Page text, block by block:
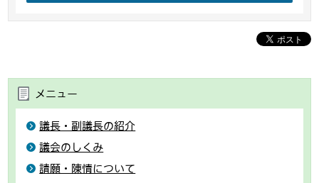
メニュー
議長・副議長の紹介
議会のしくみ
請願・陳情について